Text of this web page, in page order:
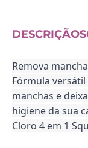
DESCRIÇÃO
Remova
Fórmula
manchas e
higiene da sua
Cloro 4 em 1